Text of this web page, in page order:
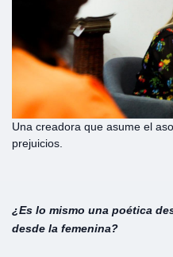
Una creadora que asume el
prejuicios.
¿Es lo mismo una poética
desde la femenina?